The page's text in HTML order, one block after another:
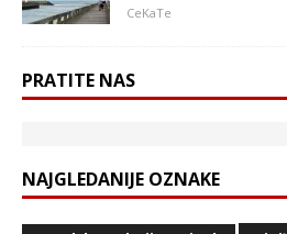
CeKaTe
PRATITE NAS
NAJGLEDANIJE OZNAKE